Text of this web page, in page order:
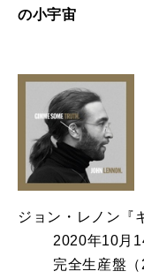
の小宇宙
ジョン・レノン『
2020年10月
完全生産盤